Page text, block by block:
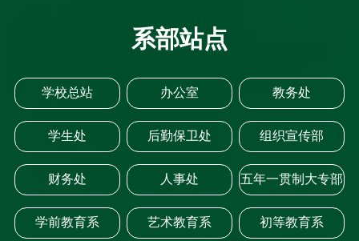
系部站点
学校总站 办公室 教务处
学生处 后勤保卫处 组织宣传部
财务处 人事处 五年一贯制大专部
学前教育系 艺术教育系 初等教育系